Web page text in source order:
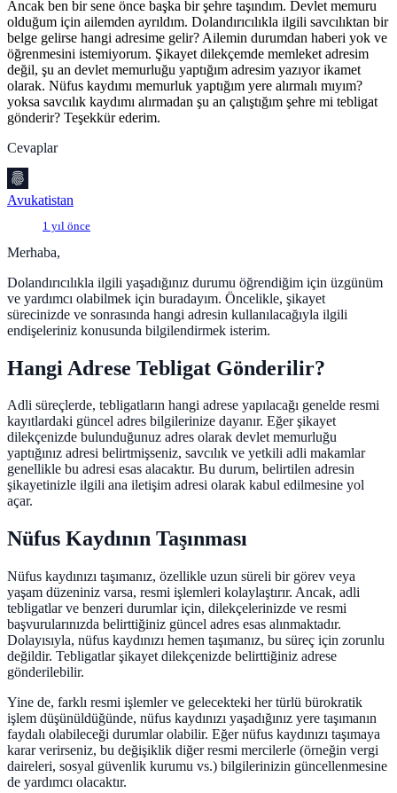
Ancak ben bir sene önce başka bir şehre taşındım. Devlet memuru
olduğum için ailemden ayrıldım. Dolandırıcılıkla ilgili savcılıktan bir
belge gelirse hangi adresime gelir? Ailemin durumdan haberi yok ve
öğrenmesini istemiyorum. Şikayet dilekçemde memleket adresim
değil, şu an devlet memurluğu yaptığım adresim yazıyor ikamet
olarak. Nüfus kaydımı memurluk yaptığım yere alırmalı mıyım?
yoksa savcılık kaydımı alırmadan şu an çalıştığım şehre mi tebligat
gönderir? Teşekkür ederim.
Cevaplar
Avukatistan
1 yıl önce
Merhaba,
Dolandırıcılıkla ilgili yaşadığınız durumu öğrendiğim için üzgünüm
ve yardımcı olabilmek için buradayım. Öncelikle, şikayet
sürecinizde ve sonrasında hangi adresin kullanılacağıyla ilgili
endişeleriniz konusunda bilgilendirmek isterim.
Hangi Adrese Tebligat Gönderilir?
Adli süreçlerde, tebligatların hangi adrese yapılacağı genelde resmi
kayıtlardaki güncel adres bilgilerinize dayanır. Eğer şikayet
dilekçenizde bulunduğunuz adres olarak devlet memurluğu
yaptığınız adresi belirtmişseniz, savcılık ve yetkili adli makamlar
genellikle bu adresi esas alacaktır. Bu durum, belirtilen adresin
şikayetinizle ilgili ana iletişim adresi olarak kabul edilmesine yol
açar.
Nüfus Kaydının Taşınması
Nüfus kaydınızı taşımanız, özellikle uzun süreli bir görev veya
yaşam düzeniniz varsa, resmi işlemleri kolaylaştırır. Ancak, adli
tebligatlar ve benzeri durumlar için, dilekçelerinizde ve resmi
başvurularınızda belirttiğiniz güncel adres esas alınmaktadır.
Dolayısıyla, nüfus kaydınızı hemen taşımanız, bu süreç için zorunlu
değildir. Tebligatlar şikayet dilekçenizde belirttiğiniz adrese
gönderilebilir.
Yine de, farklı resmi işlemler ve gelecekteki her türlü bürokratik
işlem düşünüldüğünde, nüfus kaydınızı yaşadığınız yere taşımanın
faydalı olabileceği durumlar olabilir. Eğer nüfus kaydınızı taşımaya
karar verirseniz, bu değişiklik diğer resmi mercilerle (örneğin vergi
daireleri, sosyal güvenlik kurumu vs.) bilgilerinizin güncellenmesine
de yardımcı olacaktır.